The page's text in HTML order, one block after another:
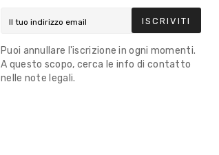
ISCRIVITI
Puoi annullare l'iscrizione in ogni momenti.
A questo scopo, cerca le info di contatto
nelle note legali.